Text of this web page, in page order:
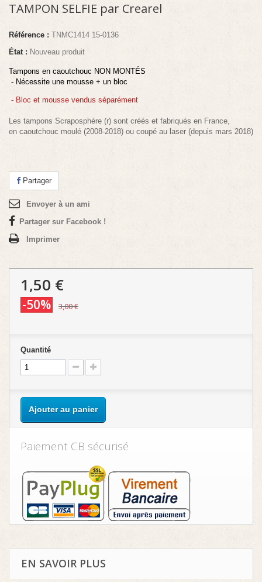
TAMPON SELFIE par Crearel
Référence : TNMC1414 15-0136
État : Nouveau produit
Tampons en caoutchouc NON MONTÉS
- Nécessite une mousse + un bloc
- Bloc et mousse vendus séparément
Les tampons Scraposphère (r) sont créés et fabriqués en France,
en caoutchouc moulé (2008-2018) ou coupé au laser (depuis mars 2018)
Partager
Envoyer à un ami
Partager sur Facebook !
Imprimer
1,50 €
-50% 3,00 €
Quantité
Ajouter au panier
Paiement CB sécurisé
EN SAVOIR PLUS